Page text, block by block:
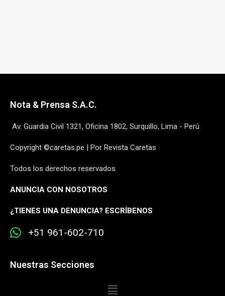
Nota & Prensa S.A.C.
Av. Guardia Civil 1321, Oficina 1802, Surquillo, Lima - Perú
Copyright ©caretas.pe | Por Revista Caretas
Todos los derechos reservados
ANUNCIA CON NOSOTROS
¿TIENES UNA DENUNCIA? ESCRÍBENOS
+51 961-602-710
Nuestras Secciones